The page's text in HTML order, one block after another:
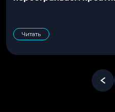
Читать